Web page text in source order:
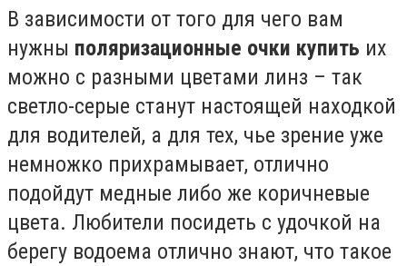
В зависимости от того для чего вам
нужны поляризационные очки купить их
можно с разными цветами линз – так
светло-серые станут настоящей находкой
для водителей, а для тех, чье зрение уже
немножко прихрамывает, отлично
подойдут медные либо же коричневые
цвета. Любители посидеть с удочкой на
берегу водоема отлично знают, что такое